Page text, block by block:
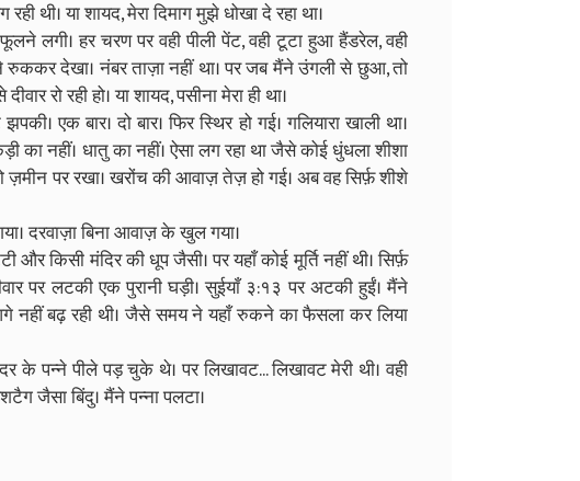
थी। या शायद, मेरा दिमाग मुझे धोखा दे रहा था।
लगी। हर चरण पर वही पीली पेंट, वही टूटा हुआ हैंडरेल, वही
रुककर देखा। नंबर ताज़ा नहीं था। पर जब मैंने उंगली से छुआ, तो
रो रही हो। या शायद, पसीना मेरा ही था।
एक बार। दो बार। फिर स्थिर हो गई। गलियारा खाली था।
का नहीं। धातु का नहीं। ऐसा लग रहा था जैसे कोई धुंधला शीशा
ज़मीन पर रखा। खरोंच की आवाज़ तेज़ हो गई। अब वह सिर्फ़ शीशे
दरवाज़ा बिना आवाज़ के खुल गया।
और किसी मंदिर की धूप जैसी। पर यहाँ कोई मूर्ति नहीं थी। सिर्फ़
पर लटकी एक पुरानी घड़ी। सुईयाँ ३:१३ पर अटकी हुईं। मैंने
नहीं बढ़ रही थी। जैसे समय ने यहाँ रुकने का फैसला कर लिया
के पन्ने पीले पड़ चुके थे। पर लिखावट... लिखावट मेरी थी। वही
जैसा बिंदु। मैंने पन्ना पलटा।